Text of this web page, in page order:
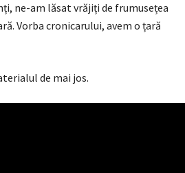
ne-am lăsat vrăjiți de frumusețea
Vorba cronicarului, avem o țară
de mai jos.